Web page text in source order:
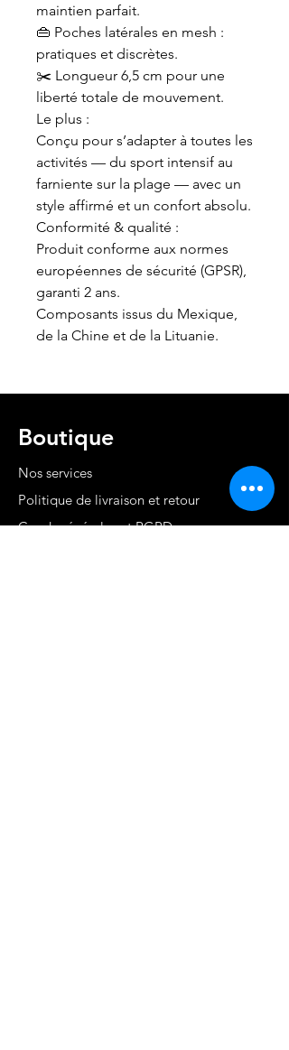
maintien parfait.
👜 Poches latérales en mesh :
pratiques et discrètes.
✂️ Longueur 6,5 cm pour une
liberté totale de mouvement.
Le plus :
Conçu pour s’adapter à toutes les
activités — du sport intensif au
farniente sur la plage — avec un
style affirmé et un confort absolu.
Conformité & qualité :
Produit conforme aux normes
européennes de sécurité (GPSR),
garanti 2 ans.
Composants issus du Mexique,
de la Chine et de la Lituanie.
Boutique
Nos services
Politique de livraison et retour
Cond. générales et RGPD